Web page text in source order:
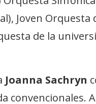
Joven Orquesta
de la
Joanna Sachryn
convencionales.